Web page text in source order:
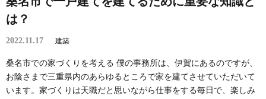
は？
2022.11.17 建築
桑名市での家づくりを考える 僕の事務所は、伊賀にあるのですが、
お陰さまで三重県内のあらゆるところで家を建てさせていただいて
います。家づくりは天職だと思いながら仕事をする毎日で、楽しみ